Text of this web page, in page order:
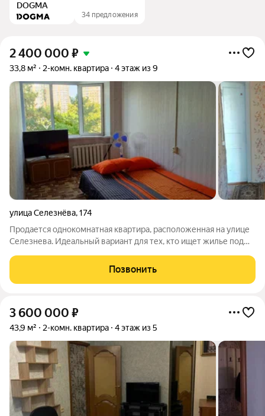
DOGMA
34 предложения
2 400 000 ₽
33,8 м² 2-комн. квартира 4 этаж из 9
улица Селезнёва,174
Продается однокомнатная квартира, расположенная на улице
Селезнева. Идеальный вариант для тех, кто ищет жилье под
Квартира обладает несомненным преимуществом наличием
вместительной кладовки,
Позвонить
3 600 000 ₽
43,9 м² 2-комн. квартира 4 этаж из 5